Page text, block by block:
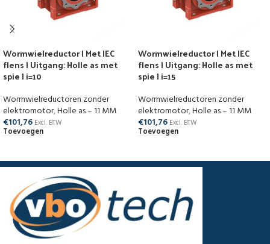
Wormwielreductor | Met IEC
flens | Uitgang: Holle as met
spie | i=10
Wormwielreductoren zonder
elektromotor,Holle as – 11 MM
€101,76 Excl. BTW
Toevoegen
Wormwielreductor | Met IEC
flens | Uitgang: Holle as met
spie | i=15
Wormwielreductoren zonder
elektromotor,Holle as – 11 MM
€101,76 Excl. BTW
Toevoegen